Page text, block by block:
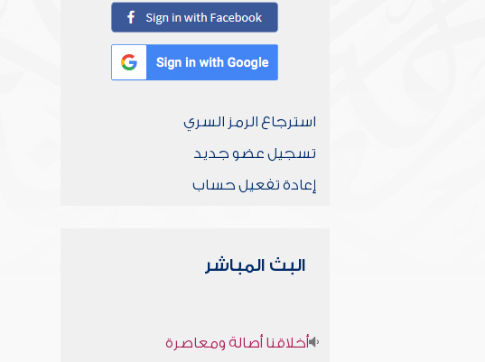
استرجاع الرمز السري
تسجيل عضو جديد
إعادة تفعيل حساب
البث المباشر
أخلاقنا أصالة ومعاصرة